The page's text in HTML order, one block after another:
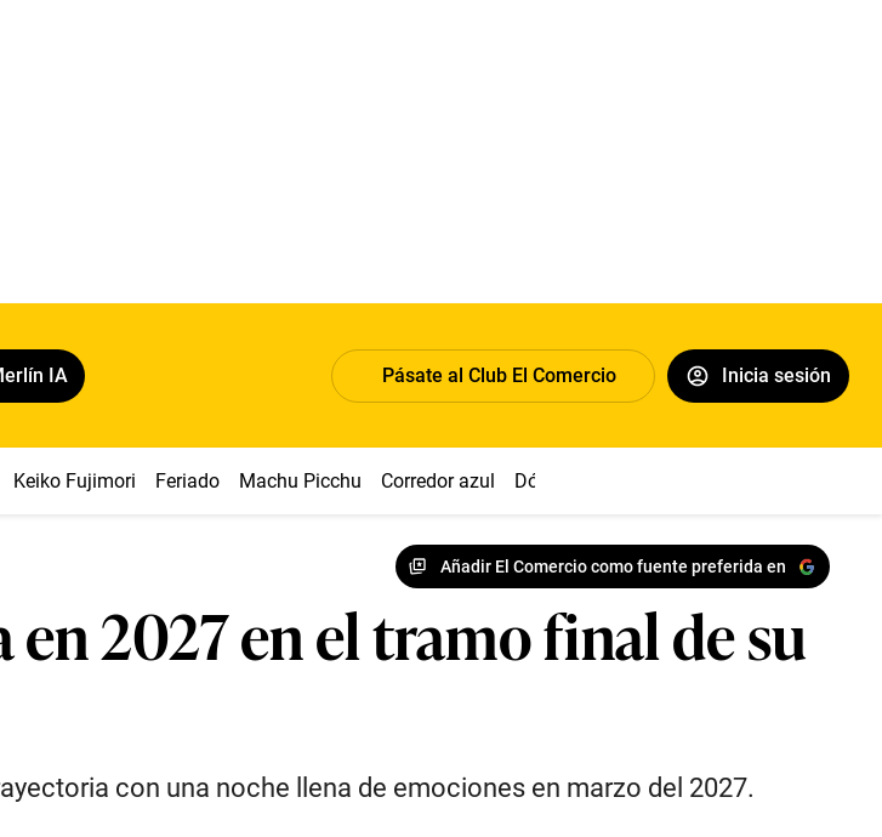
IA Pásate al Club El Comercio Inicia sesión
Keiko Fujimori Feriado Machu Picchu Corredor azul Dólar
Añadir El Comercio como fuente preferida en
en 2027 en el tramo final de su
con una noche llena de emociones en marzo del 2027.